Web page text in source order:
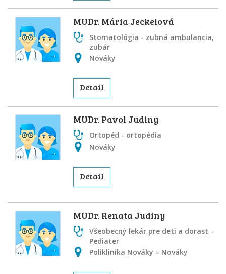
MUDr. Mária Jeckelová
Stomatológia - zubná ambulancia,
zubár
Nováky
Detail
MUDr. Pavol Judiny
Ortopéd - ortopédia
Nováky
Detail
MUDr. Renata Judiny
Všeobecný lekár pre deti a dorast -
Pediater
Poliklinika Nováky – Nováky